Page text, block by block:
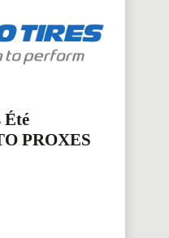
Été
PROXES